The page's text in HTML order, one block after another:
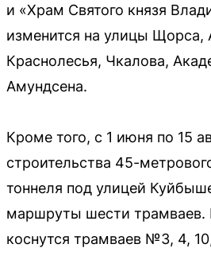
и «Храм Святого князя
изменится на улицы Щорса,
Краснолесья, Чкалова,
Амундсена.
Кроме того, с 1 июня по 15
строительства 45-
тоннеля под улицей
маршруты шести трамваев.
коснутся трамваев №3, 4,